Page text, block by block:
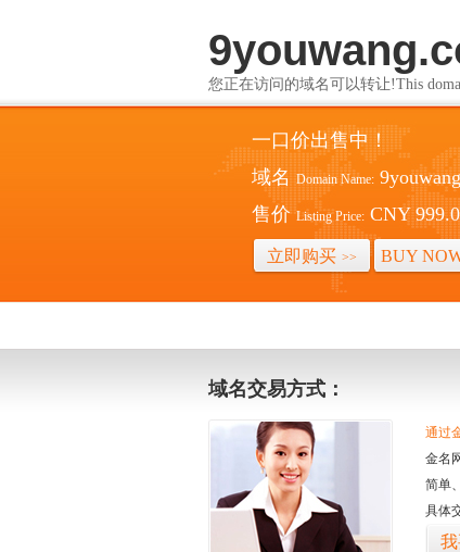
您正在访问的域名可以转让!This
一口价出售中！
域名 Domain Name:
售价 Listing Price: CNY
立即购买 >> BUY
域名交易方式：
通过
金名
简单
具体